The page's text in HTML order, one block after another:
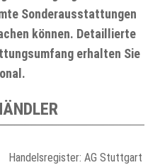
Sonderausstattungen
können. Detaillierte
erhalten Sie
Handelsregister: AG Stuttgart